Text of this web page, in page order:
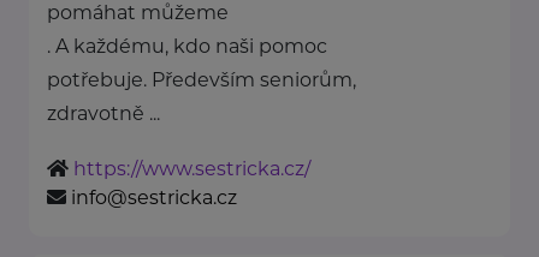
pomáhat můžeme
. A každému, kdo naši pomoc
potřebuje. Především seniorům,
zdravotně ...
https://www.sestricka.cz/
info@sestricka.cz